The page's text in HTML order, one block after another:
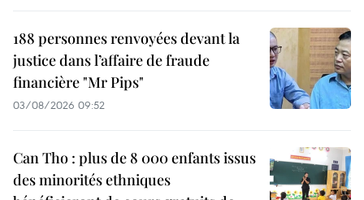
188 personnes renvoyées devant la
justice dans l’affaire de fraude
financière "Mr Pips"
03/08/2026 09:52
Can Tho : plus de 8 000 enfants issus
des minorités ethniques